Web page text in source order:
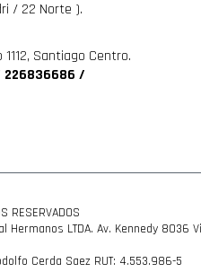
/ 22 Norte ).
Santiago Centro.
226836686 /
RESERVADOS
Hermanos LTDA. Av. Kennedy 8036
Cerda Saez RUT: 4.553.986-5